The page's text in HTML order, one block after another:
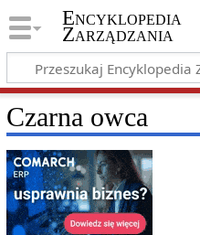
Encyklopedia
Zarządzania
Czarna owca